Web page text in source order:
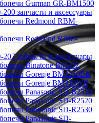
Gurman GR-BM1500
запчасти и аксессуары
Redmond RBM-
Redmond RBM-
запчасти и аксессуары
Binatone BM202
Gorenje BM1210BK
Gorenje BM910WII
Panasonic SD-B2510
Panasonic SD-R2520
Panasonic SD-R2530
Panasonic SD-